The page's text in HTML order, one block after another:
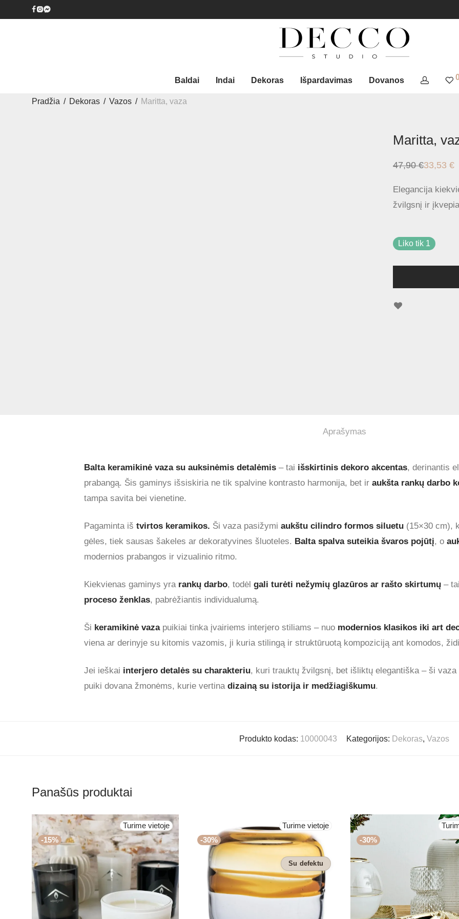
Baldai Indai Dekoras Išpardavimas Dovanos
Pradžia / Dekoras / Vazos / Maritta, vaza
Maritta,
47,90€
Original
was:
47,90 €.
33,53 €
Current
is:
33,53 €.
Elegancija
žvilgsnį ir
Liko tik 1
Aprašymas
Balta keramikinė vaza su auksinėmis detalėmis – tai išskirtinis dekoro akcentas, derinantis
prabangą. Šis gaminys išsiskiria ne tik spalvine kontrasto harmonija, bet ir aukšta rankų darbo
tampa savita bei vienetine.
Pagaminta iš tvirtos keramikos. Ši vaza pasižymi aukštu cilindro formos siluetu (15×30 cm),
gėles, tiek sausas šakeles ar dekoratyvines šluoteles. Balta spalva suteikia švaros pojūtį, o
modernios prabangos ir vizualinio ritmo.
Kiekvienas gaminys yra rankų darbo, todėl gali turėti nežymių glazūros ar rašto skirtumų –
proceso ženklas, pabrėžiantis individualumą.
Ši keramikinė vazapuikiai tinka įvairiems interjero stiliams – nuo modernios klasikos iki art
viena ar derinyje su kitomis vazomis, ji kuria stilingą ir struktūruotą kompoziciją ant komodos,
Jei ieškai interjero detalės su charakteriu, kuri trauktų žvilgsnį, bet išliktų elegantiška – ši vaza
puiki dovana žmonėms, kurie vertina dizainą su istorija ir medžiagiškumu.
Produkto kodas: 10000043 Kategorijos: Dekoras, Vazos
Panašūs produktai
Turime vietoje
-15%
Turime vietoje
-30%
Su defektu
-30%